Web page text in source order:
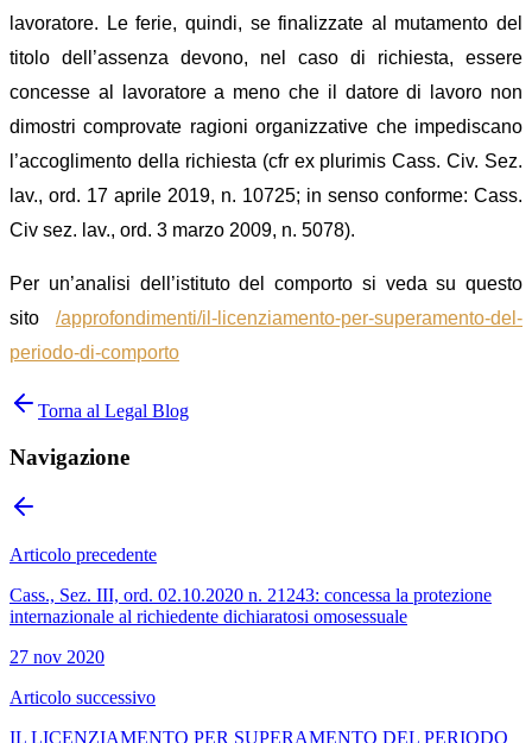
lavoratore. Le ferie, quindi, se finalizzate al mutamento del
titolo dell’assenza devono, nel caso di richiesta, essere
concesse al lavoratore a meno che il datore di lavoro non
dimostri comprovate ragioni organizzative che impediscano
l’accoglimento della richiesta (cfr ex plurimis Cass. Civ. Sez.
lav., ord. 17 aprile 2019, n. 10725; in senso conforme: Cass.
Civ sez. lav., ord. 3 marzo 2009, n. 5078).
Per un’analisi dell’istituto del comporto si veda su questo
sito /approfondimenti/il-licenziamento-per-superamento-del-
periodo-di-comporto
Torna al Legal Blog
Navigazione
Articolo precedente
Cass., Sez. III, ord. 02.10.2020 n. 21243: concessa la protezione
internazionale al richiedente dichiaratosi omosessuale
27 nov 2020
Articolo successivo
IL LICENZIAMENTO PER SUPERAMENTO DEL PERIODO